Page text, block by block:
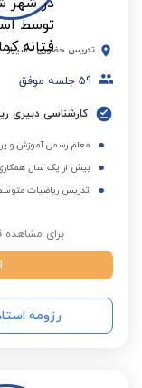
تدریس حضوری - شیراز
59 جلسه موفق
کارشناسی دبیری
معلم رسمی آموزش و
بیش از یک سال
تدریس ریاضیات
برای مشاهده
رزومه